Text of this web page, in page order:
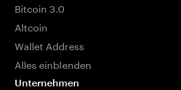
Bitcoin 3.0
Altcoin
Wallet Address
Alles einblenden
Unternehmen